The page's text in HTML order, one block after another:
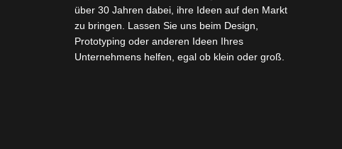
über 30 Jahren dabei, ihre Ideen auf den Markt
zu bringen. Lassen Sie uns beim Design,
Prototyping oder anderen Ideen Ihres
Unternehmens helfen, egal ob klein oder groß.